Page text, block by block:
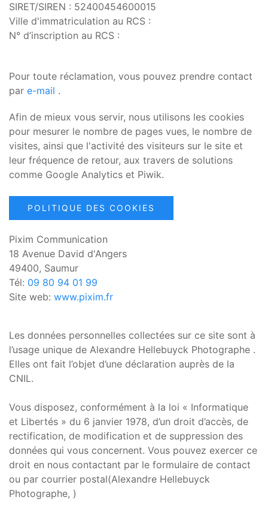
SIRET/SIREN : 52400454600015
Ville d'immatriculation au RCS :
N° d’inscription au RCS :
Pour toute réclamation, vous pouvez prendre contact
par e-mail .
Afin de mieux vous servir, nous utilisons les cookies
pour mesurer le nombre de pages vues, le nombre de
visites, ainsi que l'activité des visiteurs sur le site et
leur fréquence de retour, aux travers de solutions
comme Google Analytics et Piwik.
POLITIQUE DES COOKIES
Pixim Communication
18 Avenue David d'Angers
49400, Saumur
Tél: 09 80 94 01 99
Site web: www.pixim.fr
Les données personnelles collectées sur ce site sont à
l’usage unique de Alexandre Hellebuyck Photographe .
Elles ont fait l’objet d’une déclaration auprès de la
CNIL.
Vous disposez, conformément à la loi « Informatique
et Libertés » du 6 janvier 1978, d’un droit d’accès, de
rectification, de modification et de suppression des
données qui vous concernent. Vous pouvez exercer ce
droit en nous contactant par le formulaire de contact
ou par courrier postal(Alexandre Hellebuyck
Photographe, )